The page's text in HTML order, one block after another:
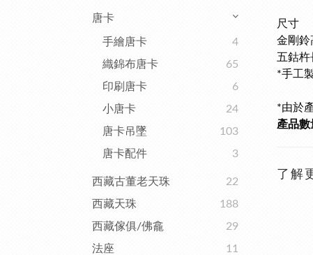
唐卡
手繪唐卡
4
織錦布唐卡
65
印刷唐卡
6
小唐卡
24
唐卡吊墜
103
唐卡配件
3
西藏古董老天珠
22
西藏天珠
188
西藏傢俱/佛龕
29
法座
11
尺寸
金剛鈴
五鈷
*手工
*由於
產品
了解